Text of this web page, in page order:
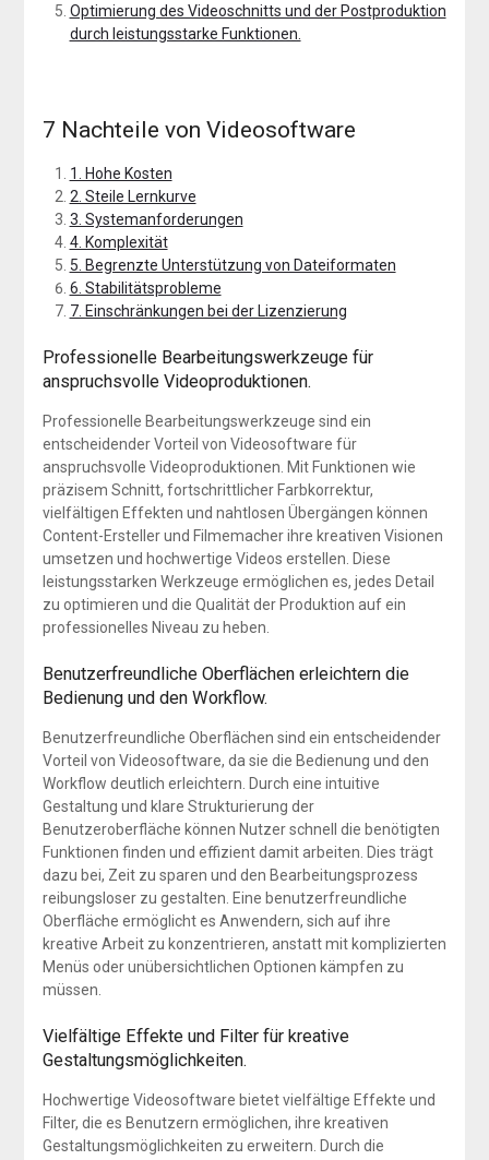
Optimierung des Videoschnitts und der Postproduktion
durch leistungsstarke Funktionen.
7 Nachteile von Videosoftware
1. Hohe Kosten
2. Steile Lernkurve
3. Systemanforderungen
4. Komplexität
5. Begrenzte Unterstützung von Dateiformaten
6. Stabilitätsprobleme
7. Einschränkungen bei der Lizenzierung
Professionelle Bearbeitungswerkzeuge für
anspruchsvolle Videoproduktionen.
Professionelle Bearbeitungswerkzeuge sind ein
entscheidender Vorteil von Videosoftware für
anspruchsvolle Videoproduktionen. Mit Funktionen wie
präzisem Schnitt, fortschrittlicher Farbkorrektur,
vielfältigen Effekten und nahtlosen Übergängen können
Content-Ersteller und Filmemacher ihre kreativen Visionen
umsetzen und hochwertige Videos erstellen. Diese
leistungsstarken Werkzeuge ermöglichen es, jedes Detail
zu optimieren und die Qualität der Produktion auf ein
professionelles Niveau zu heben.
Benutzerfreundliche Oberflächen erleichtern die
Bedienung und den Workflow.
Benutzerfreundliche Oberflächen sind ein entscheidender
Vorteil von Videosoftware, da sie die Bedienung und den
Workflow deutlich erleichtern. Durch eine intuitive
Gestaltung und klare Strukturierung der
Benutzeroberfläche können Nutzer schnell die benötigten
Funktionen finden und effizient damit arbeiten. Dies trägt
dazu bei, Zeit zu sparen und den Bearbeitungsprozess
reibungsloser zu gestalten. Eine benutzerfreundliche
Oberfläche ermöglicht es Anwendern, sich auf ihre
kreative Arbeit zu konzentrieren, anstatt mit komplizierten
Menüs oder unübersichtlichen Optionen kämpfen zu
müssen.
Vielfältige Effekte und Filter für kreative
Gestaltungsmöglichkeiten.
Hochwertige Videosoftware bietet vielfältige Effekte und
Filter, die es Benutzern ermöglichen, ihre kreativen
Gestaltungsmöglichkeiten zu erweitern. Durch die